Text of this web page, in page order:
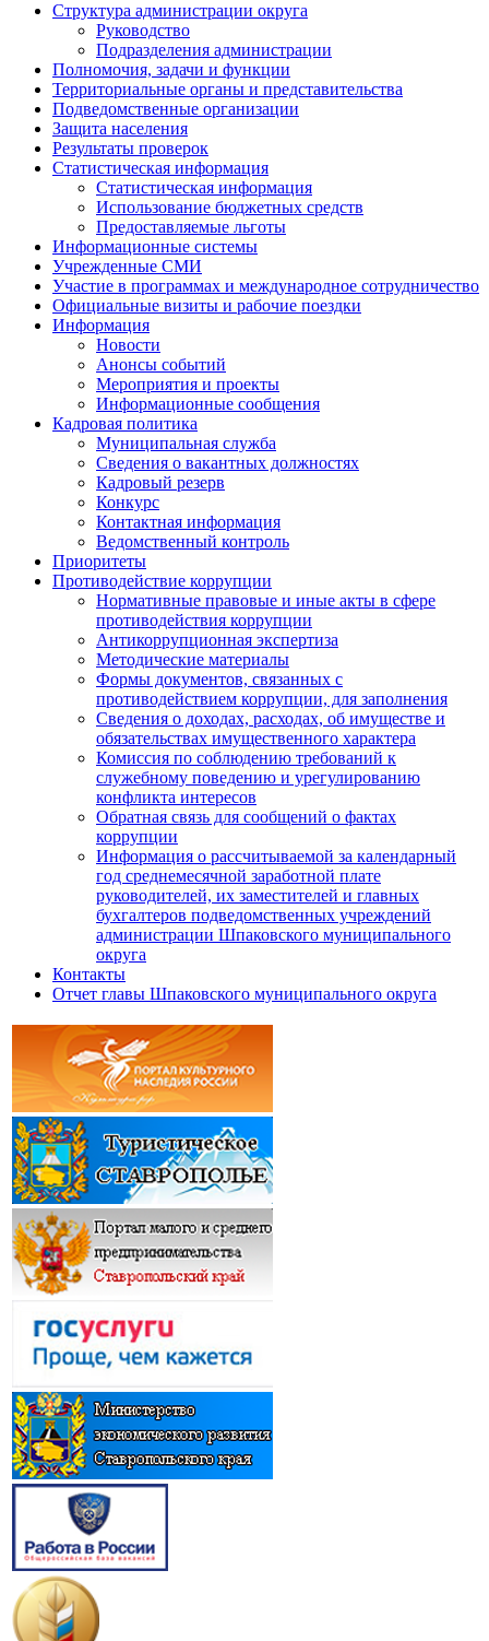
Структура администрации округа
Руководство
Подразделения администрации
Полномочия, задачи и функции
Территориальные органы и представительства
Подведомственные организации
Защита населения
Результаты проверок
Статистическая информация
Статистическая информация
Использование бюджетных средств
Предоставляемые льготы
Информационные системы
Учрежденные СМИ
Участие в программах и международное сотрудничество
Официальные визиты и рабочие поездки
Информация
Новости
Анонсы событий
Мероприятия и проекты
Информационные сообщения
Кадровая политика
Муниципальная служба
Сведения о вакантных должностях
Кадровый резерв
Конкурс
Контактная информация
Ведомственный контроль
Приоритеты
Противодействие коррупции
Нормативные правовые и иные акты в сфере
противодействия коррупции
Антикоррупционная экспертиза
Методические материалы
Формы документов, связанных с
противодействием коррупции, для заполнения
Сведения о доходах, расходах, об имуществе и
обязательствах имущественного характера
Комиссия по соблюдению требований к
служебному поведению и урегулированию
конфликта интересов
Обратная связь для сообщений о фактах
коррупции
Информация о рассчитываемой за календарный
год среднемесячной заработной плате
руководителей, их заместителей и главных
бухгалтеров подведомственных учреждений
администрации Шпаковского муниципального
округа
Контакты
Отчет главы Шпаковского муниципального округа